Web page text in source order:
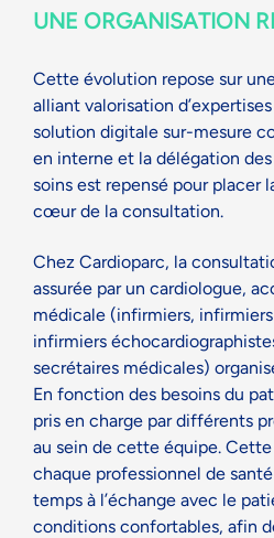
UNE ORGANISATION
Cette évolution repose sur
alliant valorisation
solution digitale sur-mesure
en interne et la délégation
soins est repensé pour placer
cœur de la consultation.
Chez Cardioparc, la
assurée par un cardiologue,
médicale (infirmiers,
infirmiers
secrétaires médicales)
En fonction des besoins du
pris en charge par différents
au sein de cette équipe.
chaque professionnel de
temps à l’échange avec le
conditions confortables, afin